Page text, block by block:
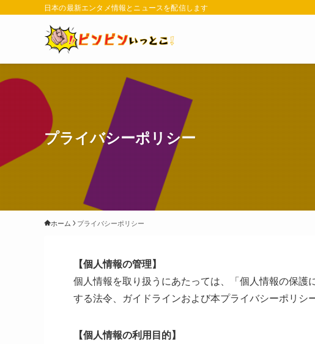
日本の最新エンタメ情報とニュースを配信します
プライバシーポリシー
ホーム プライバシーポリシー
【個人情報の管理】
個人情報を取り扱うにあたっては、「個人情報の保
する法令、ガイドラインおよび本プライバシーポリシ
【個人情報の利用目的】